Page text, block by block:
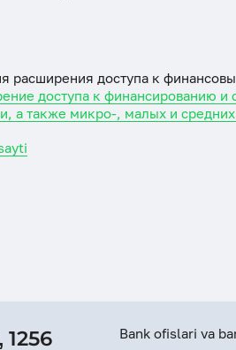
расширения доступа к
доступа к финансированию
а также микро-, малых и
, 1256 Bank ofislari va